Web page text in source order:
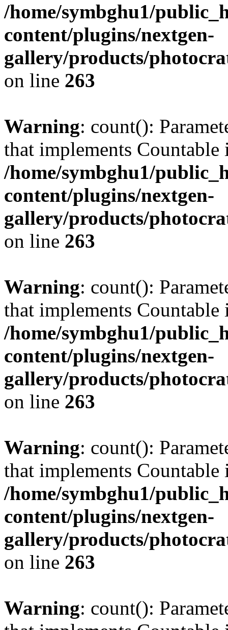
/home/symbghu1/
content/plugins/nextgen-
gallery/products/
on line 263
Warning: count():
that implements Countable
/home/symbghu1/
content/plugins/nextgen-
gallery/products/
on line 263
Warning: count():
that implements Countable
/home/symbghu1/
content/plugins/nextgen-
gallery/products/
on line 263
Warning: count():
that implements Countable
/home/symbghu1/
content/plugins/nextgen-
gallery/products/
on line 263
Warning: count():